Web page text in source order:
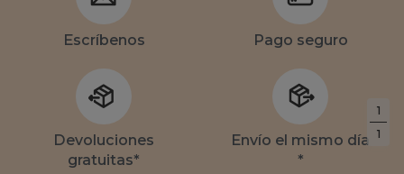
1
1
Escríbenos Pago seguro
Devoluciones
gratuitas*
Envío el mismo día
*